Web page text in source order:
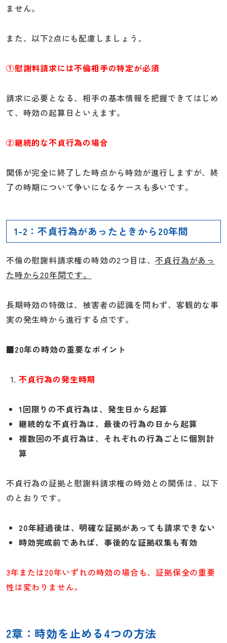
ません。
また、以下2点にも配慮しましょう｡
①慰謝料請求には不倫相手の特定が必須
請求に必要となる、相手の基本情報を把握できてはじめ
て、時効の起算日といえます。
②継続的な不貞行為の場合
関係が完全に終了した時点から時効が進行しますが、終
了の時期について争いになるケースも多いです。
1-2：不貞行為があったときから20年間
不倫の慰謝料請求権の時効の2つ目は、不貞行為があっ
た時から20年間です。
長期時効の特徴は、被害者の認識を問わず、客観的な事
実の発生時から進行する点です。
■20年の時効の重要なポイント
不貞行為の発生時期
1回限りの不貞行為は、発生日から起算
継続的な不貞行為は、最後の行為の日から起算
複数回の不貞行為は、それぞれの行為ごとに個別計
算
不貞行為の証拠と慰謝料請求権の時効との関係は、以下
のとおりです。
20年経過後は、明確な証拠があっても請求できない
時効完成前であれば、事後的な証拠収集も有効
3年または20年いずれの時効の場合も、証拠保全の重要
性は変わりません。
2章：時効を止める4つの方法